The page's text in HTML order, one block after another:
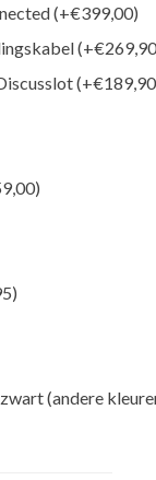
(+€399,00)
(+€
(+€189,90
)
)
(andere